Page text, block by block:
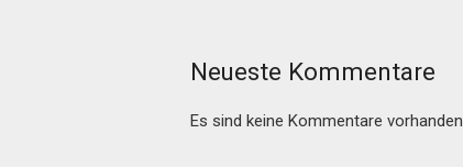
Neueste Kommentare
Es sind keine Kommentare vorhanden.